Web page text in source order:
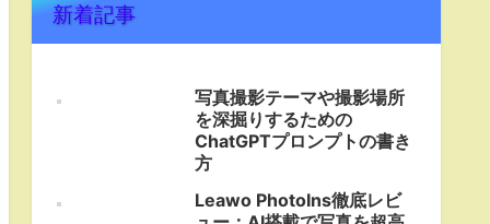
新着記事
写真撮影テーマや撮影場所
を深掘りするための
ChatGPTプロンプトの書き
方
Leawo PhotoIns徹底レビ